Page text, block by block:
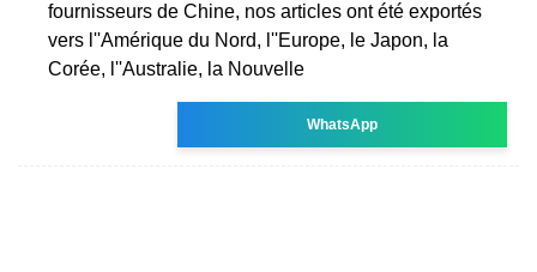
fournisseurs de Chine, nos articles ont été exportés
vers l''Amérique du Nord, l''Europe, le Japon, la
Corée, l''Australie, la Nouvelle
WhatsApp